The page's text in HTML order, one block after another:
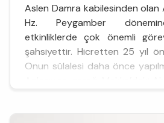
Aslen Damra kabilesinden olan
Hz. Peygamber
etkinliklerde çok önemli
şahsiyettir. Hicretten 25 yıl
Onun sülalesi daha önce